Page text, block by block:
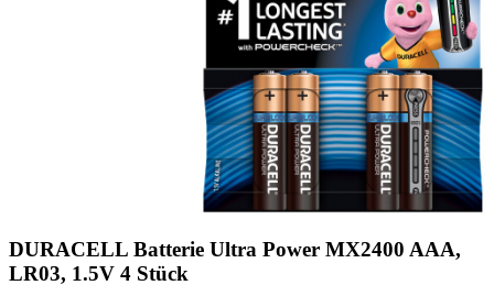
DURACELL Batterie Ultra Power MX2400 AAA,
LR03, 1.5V 4 Stück